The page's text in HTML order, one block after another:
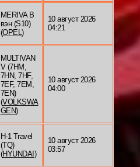
MERIVA B
вэн (S10)
(OPEL)
10 август 2026
04:21
MULTIVAN
V (7HM,
7HN, 7HF,
7EF, 7EM,
7EN)
(VOLKSWA
GEN)
10 август 2026
04:00
H-1 Travel
(TQ)
(HYUNDAI )
10 август 2026
03:57